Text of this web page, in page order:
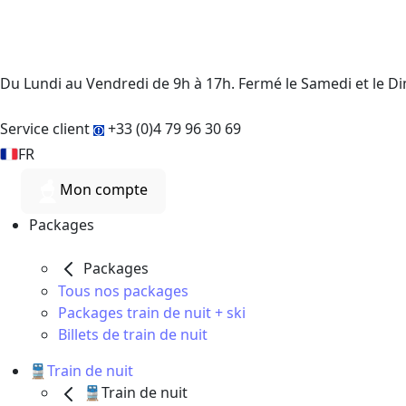
Du Lundi au Vendredi de 9h à 17h. Fermé le Samedi et le
Service client
+33 (0)4 79 96 30 69
FR
Mon compte
Packages
Packages
Tous nos packages
Packages train de nuit + ski
Billets de train de nuit
🚆Train de nuit
🚆Train de nuit